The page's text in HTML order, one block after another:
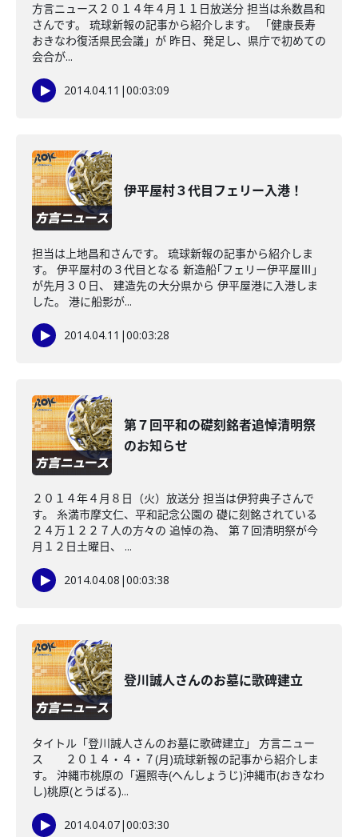
方言ニュース２０１４年４月１１日放送分 担当は糸数昌和
さんです。 琉球新報の記事から紹介します。 「健康長寿
おきなわ復活県民会議」が 昨日、発足し、県庁で初めての
会合が...
2014.04.11 |00:03:09
伊平屋村３代目フェリー入港！
担当は上地昌和さんです。 琉球新報の記事から紹介しま
す。 伊平屋村の３代目となる 新造船｢フェリー伊平屋Ⅲ｣
が先月３０日、 建造先の大分県から 伊平屋港に入港しま
した。 港に船影が...
2014.04.11 |00:03:28
第７回平和の礎刻銘者追悼清明祭
のお知らせ
２０１４年４月８日（火）放送分 担当は伊狩典子さんで
す。 糸満市摩文仁、平和記念公園の 礎に刻銘されている
２４万１２２７人の方々の 追悼の為、 第７回清明祭が今
月１２日土曜日、 ...
2014.04.08 |00:03:38
登川誠人さんのお墓に歌碑建立
タイトル「登川誠人さんのお墓に歌碑建立」 方言ニュー
ス ２０１４・４・７(月)琉球新報の記事から紹介しま
す。 沖縄市桃原の「遍照寺(へんしょうじ)沖縄市(おきなわ
し)桃原(とうばる)...
2014.04.07|00:03:30